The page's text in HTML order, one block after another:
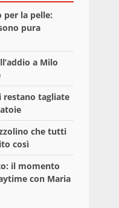
per la pelle:
pura
a Milo
restano tagliate
che tutti
così
il momento
con Maria